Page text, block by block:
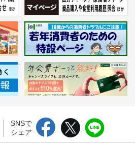
SNSで
シェア